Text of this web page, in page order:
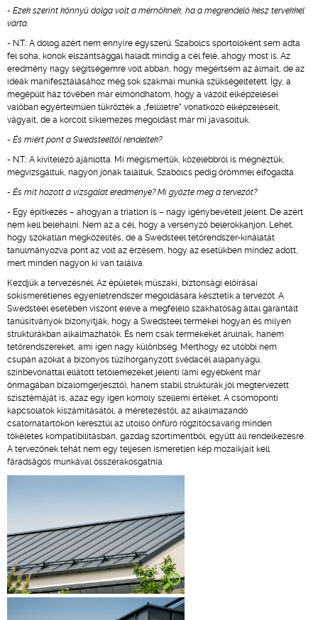
- Ezek szerint könnyű dolga volt a mérnöknek, ha a megrendelő kész tervekkel
várta.
- N.T.: A dolog azért nem ennyire egyszerű. Szabolcs sportolóként sem adta
fel soha, konok elszántsággal haladt mindig a cél felé, ahogy most is. Az
eredmény nagy segítségemre volt abban, hogy megértsem az álmait, de az
ideák manifesztálásához még sok szakmai munka szükségeltetett. Így, a
megépült ház tövében már elmondhatom, hogy a vázolt elképzelései
valóban egyértelműen tükrözték a „felületre” vonatkozó elképzeléseit,
vágyait, de a korcolt síklemezes megoldást már mi javasoltuk.
- És miért pont a Swedsteeltől rendeltek?
- N.T.: A kivitelező ajánlotta. Mi megismertük, közelebbről is megnéztük,
megvizsgáltuk, nagyon jónak találtuk, Szabolcs pedig örömmel elfogadta.
- És mit hozott a vizsgálat eredménye? Mi győzte meg a tervezőt?
- Egy építkezés – ahogyan a triatlon is – nagy igénybevételt jelent. De azért
nem kell belehalni. Nem az a cél, hogy a versenyző belerokkanjon. Lehet,
hogy szokatlan megközelítés, de a Swedsteel tetőrendszer-kínálatát
tanulmányozva pont az volt az érzésem, hogy az esetükben mindez adott,
mert minden nagyon ki van találva.
Kezdjük a tervezésnél. Az épületek műszaki, biztonsági előírásai
sokismeretlenes egyenletrendszer megoldására késztetik a tervezőt. A
Swedsteel esetében viszont eleve a megfelelő szakhatóság által garantált
tanúsítványok bizonyítják, hogy a Swedsteel termékei hogyan és milyen
struktúrákban alkalmazhatók. És nem csak termékeket árulnak, hanem
tetőrendszereket, ami igen nagy különbség. Merthogy ez utóbbi nem
csupán azokat a bizonyos tűzihorganyzott svédacél alapanyagú,
színbevonattal ellátott tetőlemezeket jelenti (ami egyébként már
önmagában bizalomgerjesztő), hanem stabil struktúrák jól megtervezett
szisztémáját is, azaz egy igen komoly szellemi értéket. A csomóponti
kapcsolatok kiszámításától, a méretezéstől, az alkalmazandó
csatornatartókon keresztül az utolsó önfúró rögzítőcsavarig minden
tökéletes kompatibilitásban, gazdag szortimentből, együtt áll rendelkezésre.
A tervezőnek tehát nem egy teljesen ismeretlen kép mozaikjait kell
fáradságos munkával összerakosgatnia.